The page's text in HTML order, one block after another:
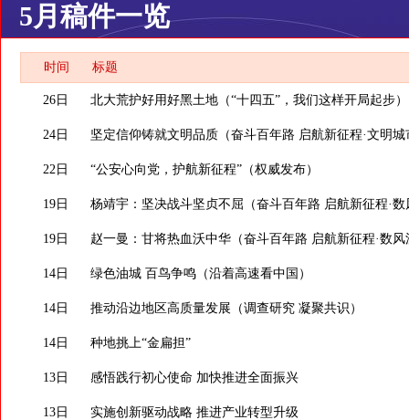
5月稿件一览
时间 标题
26日 北大荒护好用好黑土地（“十四五”，我们这样开局起步）
24日 坚定信仰铸就文明品质（奋斗百年路 启航新征程·文明
22日 “公安心向党，护航新征程”（权威发布）
19日 杨靖宇：坚决战斗坚贞不屈（奋斗百年路 启航新征程·
19日 赵一曼：甘将热血沃中华（奋斗百年路 启航新征程·数风
14日 绿色油城 百鸟争鸣（沿着高速看中国）
14日 推动沿边地区高质量发展（调查研究 凝聚共识）
14日 种地挑上“金扁担”
13日 感悟践行初心使命 加快推进全面振兴
13日 实施创新驱动战略 推进产业转型升级